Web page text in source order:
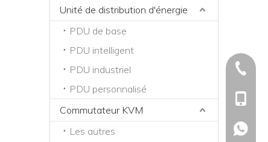
Unité de distribution d'énergie
PDU de base
PDU intelligent
PDU industriel
PDU personnalisé
Commutateur KVM
Les autres
+86-
+86-